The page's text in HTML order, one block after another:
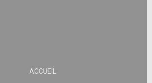
ACCUEIL